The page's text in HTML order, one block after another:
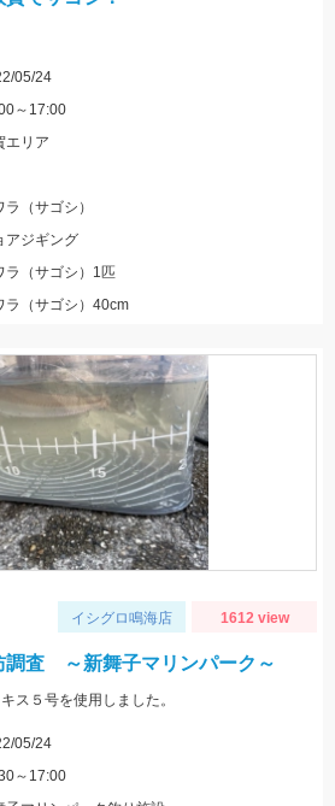
05/24
～17:00
エリア
ラ（サゴシ）
アジギング
ラ（サゴシ）1匹
ラ（サゴシ）40cm
イシグロ鳴海店 1612 view
査 ～新舞子マリンパーク～
５号を使用しました。
05/24
～17:00